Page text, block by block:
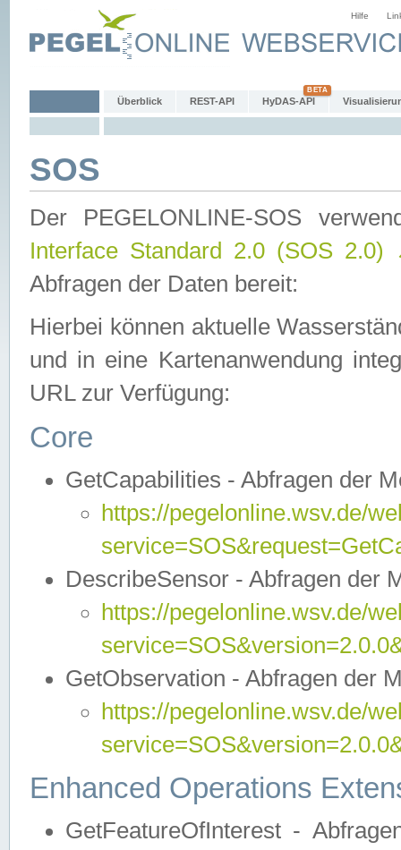
Hilfe
Überblick REST-API HyDAS-API
SOS
Der PEGELONLINE-SOS
Interface Standard 2.0 (SOS 2.0)
Abfragen der Daten bereit:
Hierbei können aktuelle
und in eine Kartenanwendung
URL zur Verfügung:
Core
GetCapabilities - Abfragen der
https://pegelonline.wsv.de/
DescribeSensor - Abfragen der
https://pegelonline.wsv.de/
GetObservation - Abfragen der
https://pegelonline.wsv.de/
Enhanced Operations
GetFeatureOfInterest -